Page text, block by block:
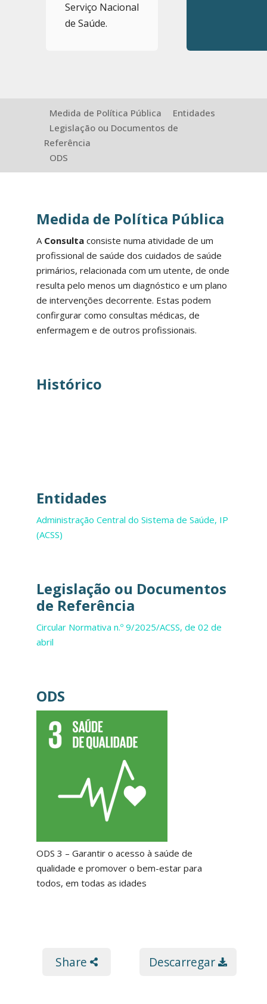
Serviço Nacional
de Saúde.
Medida de Política Pública
Entidades
Legislação ou Documentos de
Referência
ODS
Medida de Política Pública
A Consulta consiste numa atividade de um
profissional de saúde dos cuidados de saúde
primários, relacionada com um utente, de onde
resulta pelo menos um diagnóstico e um plano
de intervenções decorrente. Estas podem
confirgurar como consultas médicas, de
enfermagem e de outros profissionais.
Histórico
Entidades
Administração Central do Sistema de Saúde, IP
(ACSS)
Legislação ou Documentos
de Referência
Circular Normativa n.º 9/2025/ACSS, de 02 de
abril
ODS
ODS 3 – Garantir o acesso à saúde de
qualidade e promover o bem-estar para
todos, em todas as idades
Share Descarregar